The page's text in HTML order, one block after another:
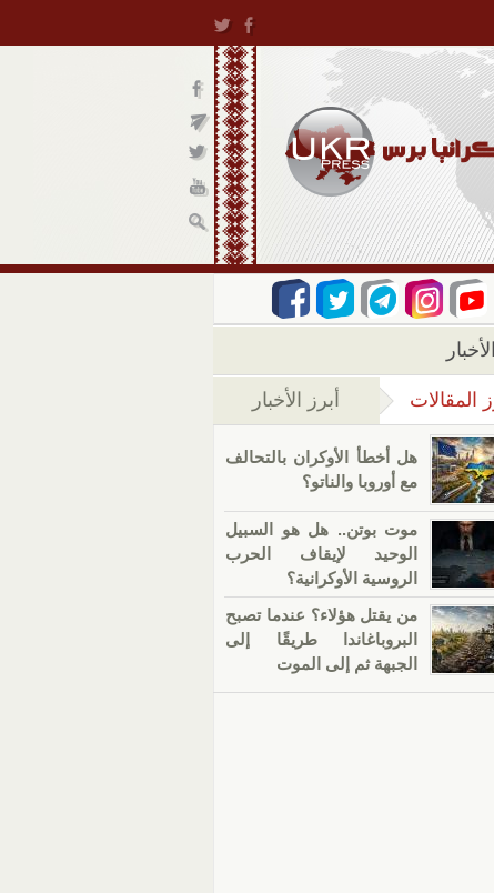
المقالات (علامة التبويب النشطة)
أبرز الأخبار
هل أخطأ الأوكران بالتحالف
مع أوروبا والناتو؟
موت بوتن.. هل هو السبيل
الوحيد لإيقاف الحرب
الروسية الأوكرانية؟
من يقتل هؤلاء؟ عندما تصبح
البروباغاندا طريقًا إلى
الجبهة ثم إلى الموت